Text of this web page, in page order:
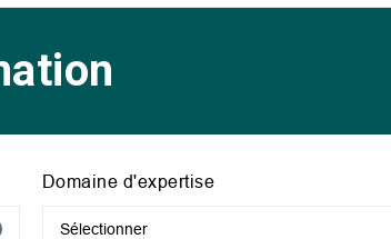
Domaine d'expertise
Sélectionner